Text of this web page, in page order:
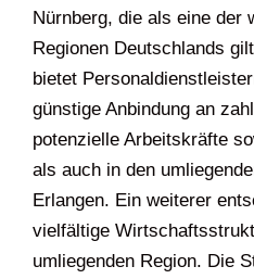
Nürnberg, die als eine der
Regionen Deutschlands
bietet
günstige Anbindung an
potenzielle Arbeitskräfte
als auch in den
Erlangen. Ein weiterer
vielfältige
umliegenden Region. Die